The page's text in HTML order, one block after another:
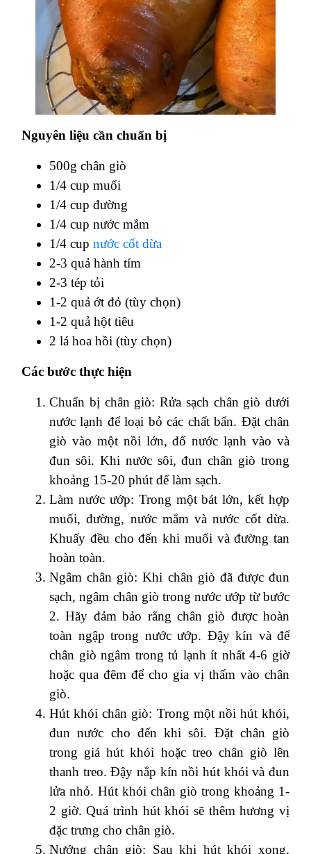
Nguyên liệu cần chuẩn bị
500g chân giò
1/4 cup muối
1/4 cup đường
1/4 cup nước mắm
1/4 cup nước cốt dừa
2-3 quả hành tím
2-3 tép tỏi
1-2 quả ớt đỏ (tùy chọn)
1-2 quả hột tiêu
2 lá hoa hồi (tùy chọn)
Các bước thực hiện
Chuẩn bị chân giò: Rửa sạch chân giò dưới
nước lạnh để loại bỏ các chất bẩn. Đặt chân
giò vào một nồi lớn, đổ nước lạnh vào và
đun sôi. Khi nước sôi, đun chân giò trong
khoảng 15-20 phút để làm sạch.
Làm nước ướp: Trong một bát lớn, kết hợp
muối, đường, nước mắm và nước cốt dừa.
Khuấy đều cho đến khi muối và đường tan
hoàn toàn.
Ngâm chân giò: Khi chân giò đã được đun
sạch, ngâm chân giò trong nước ướp từ bước
2. Hãy đảm bảo rằng chân giò được hoàn
toàn ngập trong nước ướp. Đậy kín và để
chân giò ngâm trong tủ lạnh ít nhất 4-6 giờ
hoặc qua đêm để cho gia vị thấm vào chân
giò.
Hút khói chân giò: Trong một nồi hút khói,
đun nước cho đến khi sôi. Đặt chân giò
trong giá hút khói hoặc treo chân giò lên
thanh treo. Đậy nắp kín nồi hút khói và đun
lửa nhỏ. Hút khói chân giò trong khoảng 1-
2 giờ. Quá trình hút khói sẽ thêm hương vị
đặc trưng cho chân giò.
Nướng chân giò: Sau khi hút khói xong,